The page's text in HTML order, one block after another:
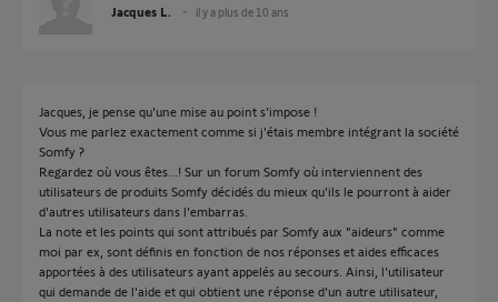
Jacques L. il y a plus de 10 ans
Jacques, je pense qu'une mise au point s'impose !
Vous me parlez exactement comme si j'étais membre intégrant la société
Somfy ?
Regardez où vous êtes...! Sur un forum Somfy où interviennent des
utilisateurs de produits Somfy décidés du mieux qu'ils le pourront à aider
d'autres utilisateurs dans l'embarras.
La note et les points qui sont attribués par Somfy aux "aideurs" comme
moi par ex, sont définis en fonction de nos réponses et aides efficaces
apportées à des utilisateurs ayant appelés au secours. Ainsi, l'utilisateur
qui demande de l'aide et qui obtient une réponse d'un autre utilisateur,